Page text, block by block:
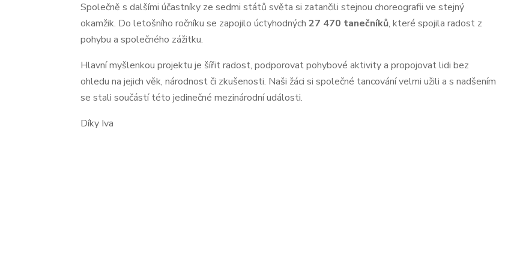
Společně s dalšími účastníky ze sedmi států světa si zatančili stejnou choreografii ve stejný
okamžik. Do letošního ročníku se zapojilo úctyhodných27 470 tanečníků, které spojila radost z
pohybu a společného zážitku.
Hlavní myšlenkou projektu je šířit radost, podporovat pohybové aktivity a propojovat lidi bez
ohledu na jejich věk, národnost či zkušenosti. Naši žáci si společné tancování velmi užili a s nadšením
se stali součástí této jedinečné mezinárodní události.
Díky Iva